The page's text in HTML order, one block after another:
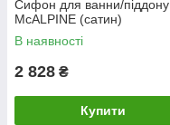
Сифон для ванни/піддону
McALPINE (сатин)
В наявності
2 828 ₴
Купити